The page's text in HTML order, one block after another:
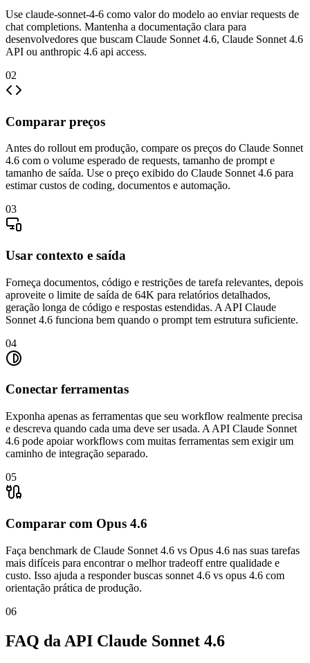
Use claude-sonnet-4-6 como valor do modelo ao enviar requests de
chat completions. Mantenha a documentação clara para
desenvolvedores que buscam Claude Sonnet 4.6, Claude Sonnet 4.6
API ou anthropic 4.6 api access.
02
Comparar preços
Antes do rollout em produção, compare os preços do Claude Sonnet
4.6 com o volume esperado de requests, tamanho de prompt e
tamanho de saída. Use o preço exibido do Claude Sonnet 4.6 para
estimar custos de coding, documentos e automação.
03
Usar contexto e saída
Forneça documentos, código e restrições de tarefa relevantes, depois
aproveite o limite de saída de 64K para relatórios detalhados,
geração longa de código e respostas estendidas. A API Claude
Sonnet 4.6 funciona bem quando o prompt tem estrutura suficiente.
04
Conectar ferramentas
Exponha apenas as ferramentas que seu workflow realmente precisa
e descreva quando cada uma deve ser usada. A API Claude Sonnet
4.6 pode apoiar workflows com muitas ferramentas sem exigir um
caminho de integração separado.
05
Comparar com Opus 4.6
Faça benchmark de Claude Sonnet 4.6 vs Opus 4.6 nas suas tarefas
mais difíceis para encontrar o melhor tradeoff entre qualidade e
custo. Isso ajuda a responder buscas sonnet 4.6 vs opus 4.6 com
orientação prática de produção.
06
FAQ da API Claude Sonnet 4.6